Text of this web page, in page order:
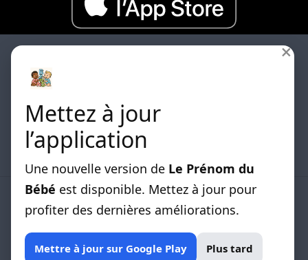
×
Mettez à jour
l’application
Une nouvelle version de Le Prénom du
Bébé est disponible. Mettez à jour pour
profiter des dernières améliorations.
Mettre à jour sur Google Play Plus tard
Les differentes listes de prénoms classées par
origines sont disponibles.
LISTE DE PRENOMS
Arabe